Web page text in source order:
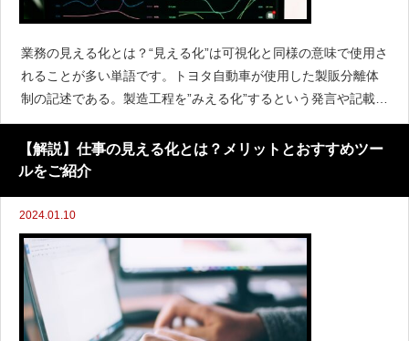
業務の見える化とは？“見える化”は可視化と同様の意味で使用さ
れることが多い単語です。トヨタ自動車が使用した製販分離体
制の記述である。製造工程を”みえる化”するという発言や記載が
初めて使用されたケースである。現在では様々な産業で使用さ
れております。見える化はズバリ！誰がいつ、どのような仕事
【解説】仕事の見える化とは？メリットとおすすめツー
ルをご紹介
2024.01.10